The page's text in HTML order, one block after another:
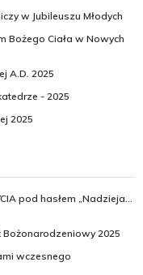
w Jubileuszu Młodych
Bożego Ciała w Nowych
A.D. 2025
- 2025
2025
pod hasłem „Nadzieja...
2025
wczesnego